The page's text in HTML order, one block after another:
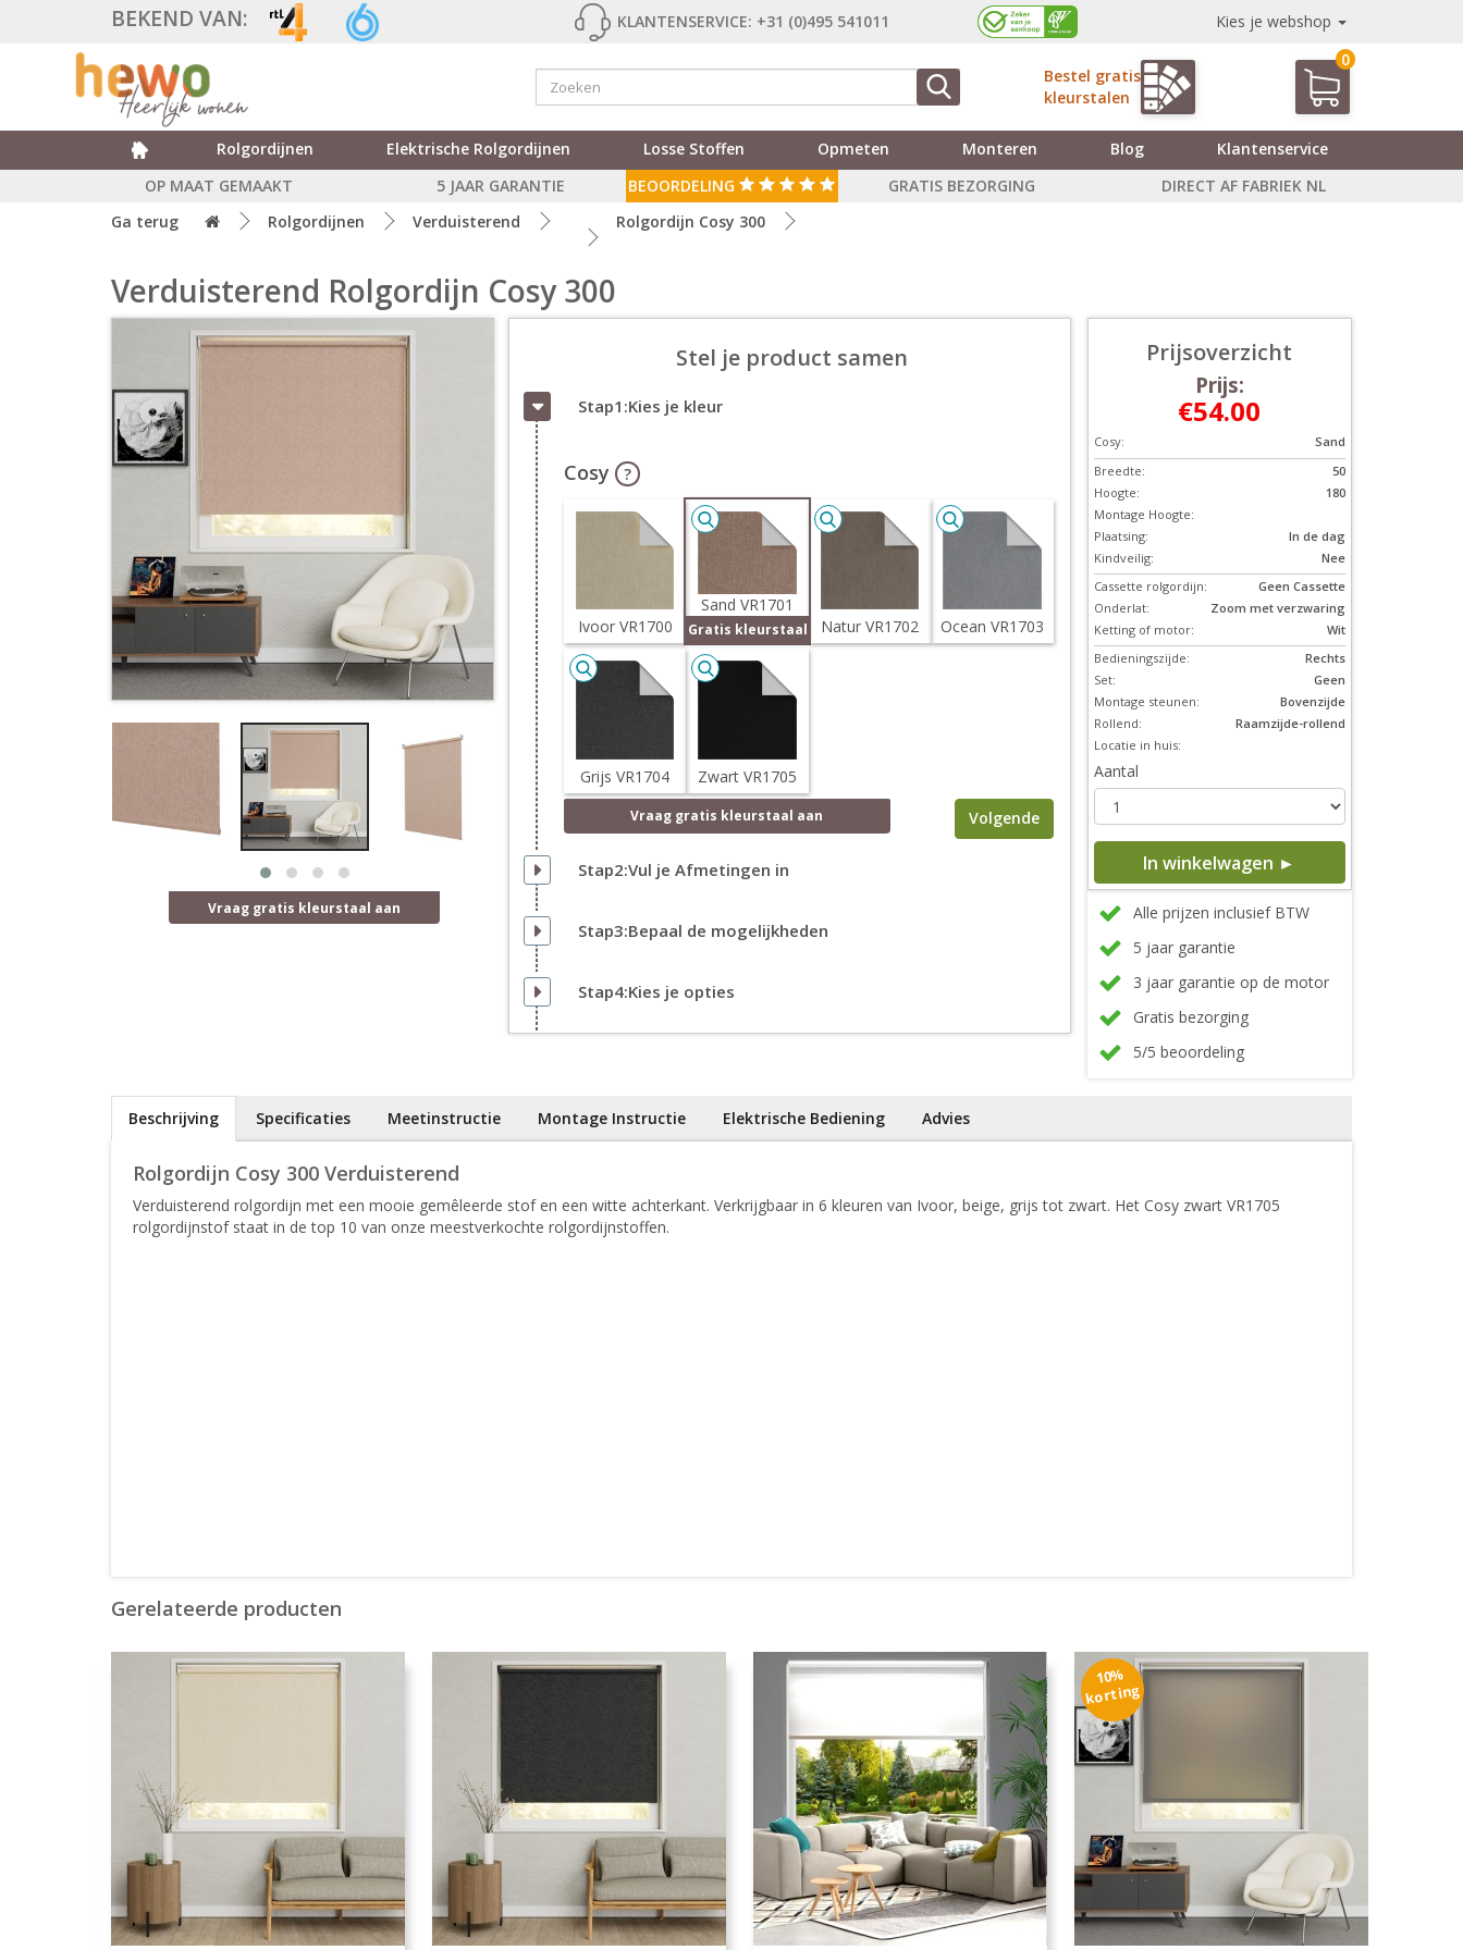
BEKEND VAN: KLANTENSERVICE: +31 (0)495 541011 Kies je webshop
Bestel gratis
kleurstalen
0
Rolgordijnen Elektrische Rolgordijnen Losse Stoffen Opmeten Monteren Blog
Klantenservice
OP MAAT GEMAAKT
5 JAAR GARANTIE BEOORDELING GRATIS BEZORGING
DIRECT AF FABRIEK NL
Ga terug
Rolgordijnen Verduisterend Rolgordijn Cosy 300
Verduisterend Rolgordijn Cosy 300
Vraag gratis kleurstaal aan
Stel je product samen
Stap1:Kies je kleur
Cosy ?
Ivoor VR1700
Sand VR1701
Gratis kleurstaal Natur VR1702 Ocean VR1703
Grijs VR1704 Zwart VR1705
Vraag gratis kleurstaal aan Volgende
Stap2:Vul je Afmetingen in
Stap3:Bepaal de mogelijkheden
Stap4:Kies je opties
Prijsoverzicht
Prijs:
€54.00
Cosy:
Sand
Breedte:
50
Hoogte:
180
Montage Hoogte:
Plaatsing:
In de dag
Kindveilig:
Nee
Cassette rolgordijn:
Geen Cassette
Onderlat:
Zoom met verzwaring
Ketting of motor:
Wit
Bedieningszijde:
Rechts
Set:
Geen
Montage steunen:
Bovenzijde
Rollend:
Raamzijde-rollend
Locatie in huis:
Aantal
In winkelwagen ►
Alle prijzen inclusief BTW
5 jaar garantie
3 jaar garantie op de motor
Gratis bezorging
5/5 beoordeling
Beschrijving Specificaties Meetinstructie Montage Instructie Elektrische Bediening Advies
Rolgordijn Cosy 300 Verduisterend
Verduisterend rolgordijn met een mooie gemêleerde stof en een witte achterkant. Verkrijgbaar in 6 kleuren van Ivoor, beige, grijs tot zwart. Het Cosy zwart VR1705
rolgordijnstof staat in de top 10 van onze meestverkochte rolgordijnstoffen.
Gerelateerde producten
10% 10%
korting